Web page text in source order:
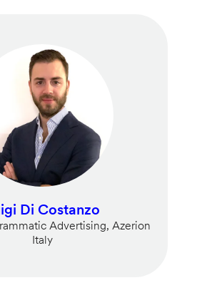
Di Costanzo
Advertising, Azerion
Italy